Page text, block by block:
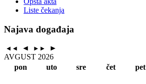
Liste čekanja
Najava događaja
◄◄ ◄ ►►
►
AVGUST 2026
pon
uto sre čet pet